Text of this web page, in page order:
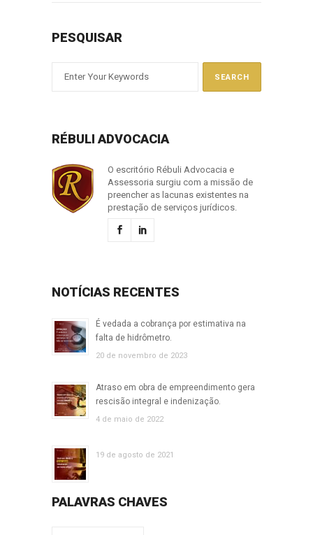
PESQUISAR
RÉBULI ADVOCACIA
O escritório Rébuli Advocacia e
Assessoria surgiu com a missão de
preencher as lacunas existentes na
prestação de serviços jurídicos.
NOTÍCIAS RECENTES
É vedada a cobrança por estimativa na
falta de hidrômetro.
20 de novembro de 2023
Atraso em obra de empreendimento gera
rescisão integral e indenização.
4 de maio de 2022
19 de agosto de 2021
PALAVRAS CHAVES